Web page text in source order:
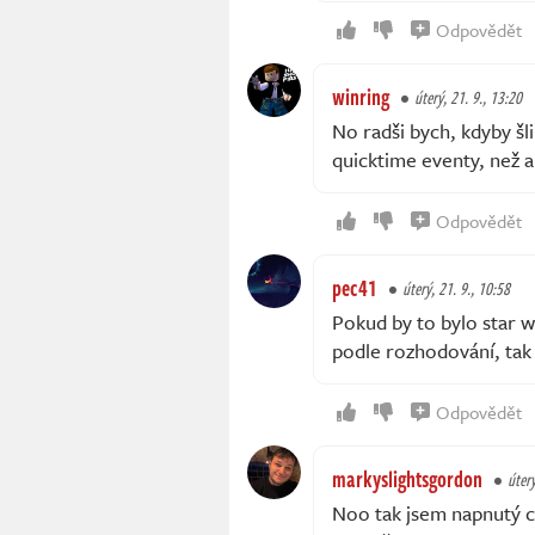
Odpovědět
winring úterý, 21. 9., 13:20
No radši bych, kdyby
quicktime eventy, než
Odpovědět
pec41 úterý, 21. 9., 10:58
Pokud by to bylo star
podle rozhodování,
Odpovědět
markyslightsgordon
Noo tak jsem napnutý